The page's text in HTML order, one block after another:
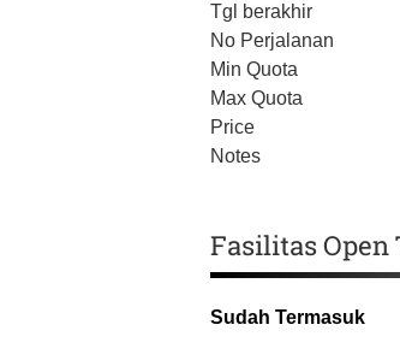
Tgl berakhir
No Perjalanan
Min Quota
Max Quota
Price
Notes
Fasilitas Open
Sudah Termasuk